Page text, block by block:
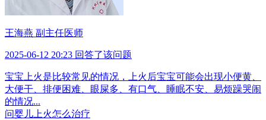
王海燕 副主任医师
2025-06-12 20:23 回答了该问题
宝宝上火是比较常见的情况，上火后宝宝可能会出现小便黄、
大便干、排便困难、眼屎多、有口气、睡眠不安、易烦躁哭闹
的情况...
问婴儿上火怎么治疗